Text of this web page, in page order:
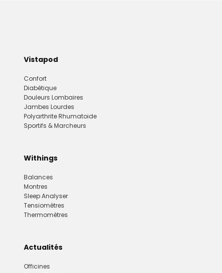
Vistapod
Confort
Diabétique
Douleurs Lombaires
Jambes Lourdes
Polyarthrite Rhumatoide
Sportifs & Marcheurs
Withings
Balances
Montres
Sleep Analyser
Tensiomètres
Thermomètres
Actualités
Officines